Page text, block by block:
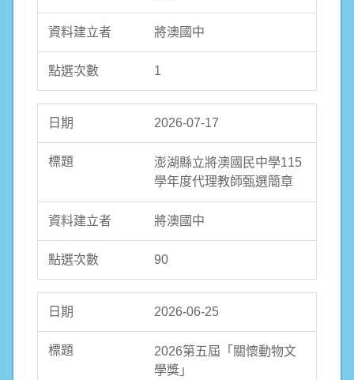
將澳國中
1
2026-07-17
澎湖縣立將澳國民中學115
學年度代理教師甄選簡章
將澳國中
90
2026-06-25
2026第五屆「關懷動物文
學獎」